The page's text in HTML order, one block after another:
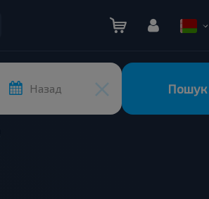
Назад Пошук